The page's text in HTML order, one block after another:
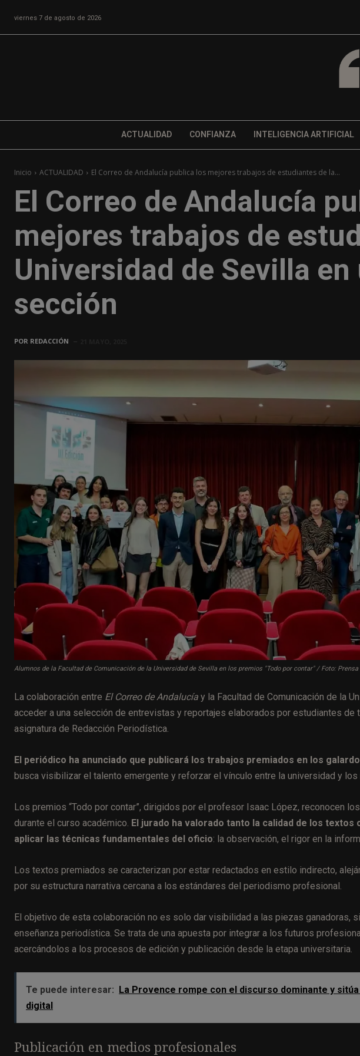
viernes 7 de agosto de 2026
ACTUALIDAD CONFIANZA INTELIGENCIA ARTIFICIAL
Inicio ACTUALIDAD El Correo de Andalucía publica los mejores trabajos de estudiantes de la...
El Correo de Andalucía
mejores trabajos de
Universidad de Sevilla en
sección
POR REDACCIÓN
Alumnos de la Facultad de Comunicación de la Universidad de Sevilla en los premios "Todo por contar" / Foto:
La colaboración entre El Correo de Andalucía y la Facultad de Comunicación de la
acceder a una selección de entrevistas y reportajes elaborados por estudiantes
asignatura de Redacción Periodística.
El periódico ha anunciado que publicará los trabajos premiados en los
busca visibilizar el talento emergente y reforzar el vínculo entre la universidad y
Los premios “Todo por contar”, dirigidos por el profesor Isaac López, reconocen
durante el curso académico. El jurado ha valorado tanto la calidad de los textos
aplicar las técnicas fundamentales del oficio: la observación, el rigor en la
Los textos premiados se caracterizan por estar redactados en estilo indirecto,
por su estructura narrativa cercana a los estándares del periodismo profesional.
El objetivo de esta colaboración no es solo dar visibilidad a las piezas ganadoras,
enseñanza periodística. Se trata de una apuesta por integrar a los futuros
acercándolos a los procesos de edición y publicación desde la etapa universitaria.
Te puede interesar: La Provence rompe con el discurso dominante y
digital
Publicación en medios profesionales